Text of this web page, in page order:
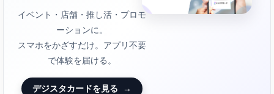
イベント・店舗・推し活・プロモ
ーションに。
スマホをかざすだけ。アプリ不要
で体験を届ける。
デジスタカードを見る →